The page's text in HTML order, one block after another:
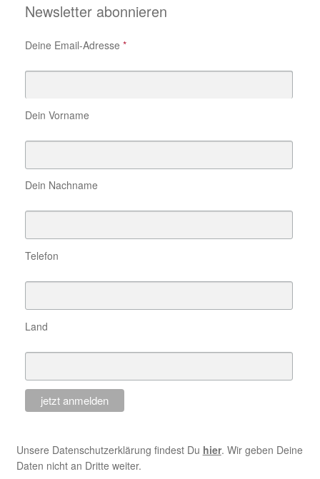
Newsletter abonnieren
Deine Email-Adresse *
Dein Vorname
Dein Nachname
Telefon
Land
Unsere Datenschutzerklärung findest Du hier. Wir geben Deine
Daten nicht an Dritte weiter.